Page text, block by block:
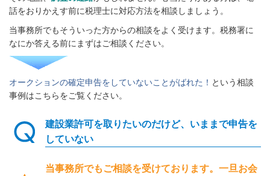
話をおりかえす前に税理士に対応方法を相談しましょう。
当事務所でもそういった方からの相談をよく受けます。税務署に
なにか答える前にまずはご相談ください。
オークションの確定申告をしていないことがばれた！ という相談
事例はこちらをご覧ください。
建設業許可を取りたいのだけど、いままで申告を
していない
当事務所でもご相談を受けております。一旦お会